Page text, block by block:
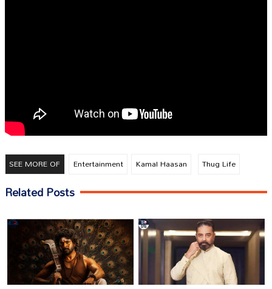
SEE MORE OF Entertainment Kamal Haasan Thug Life
Related Posts